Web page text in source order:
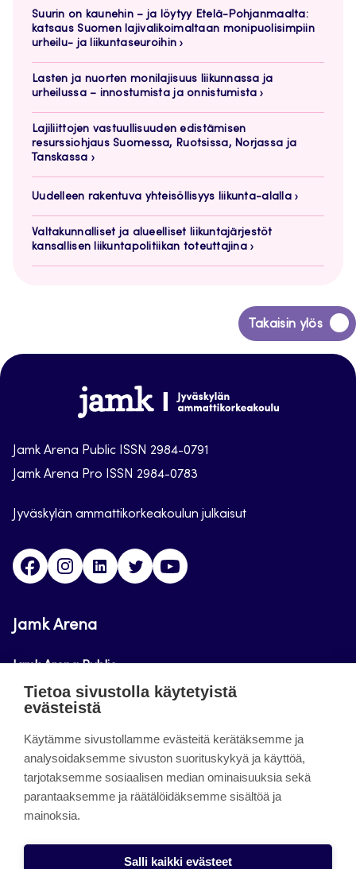
Suurin on kaunehin – ja löytyy Etelä-Pohjanmaalta:
katsaus Suomen lajivalikoimaltaan monipuolisimpiin
urheilu- ja liikuntaseuroihin
Lasten ja nuorten monilajisuus liikunnassa ja
urheilussa – innostumista ja onnistumista
Lajiliittojen vastuullisuuden edistämisen
resurssiohjaus Suomessa, Ruotsissa, Norjassa ja
Tanskassa
Uudelleen rakentuva yhteisöllisyys liikunta-alalla
Valtakunnalliset ja alueelliset liikuntajärjestöt
kansallisen liikuntapolitiikan toteuttajina
Takaisin ylös
Siirry
takaisin
Jamk
Arena
Jamk Arena Public ISSN 2984-0791
Jamk Arena Pro ISSN 2984-0783
Jyväskylän ammattikorkeakoulun julkaisut
FacebookInstagramLinkedinTwitter
Jamk Arena
Jamk Arena Public
Jamk Arena Pro
Tietoa sivustosta
Saavutettavuusseloste
Tietoa sivustolla käytetyistä
evästeistä
Käytämme sivustollamme evästeitä kerätäksemme ja
analysoidaksemme sivuston suorituskykyä ja käyttöä,
tarjotaksemme sosiaalisen median ominaisuuksia sekä
parantaaksemme ja räätälöidäksemme sisältöä ja
mainoksia.
Salli kaikki evästeet